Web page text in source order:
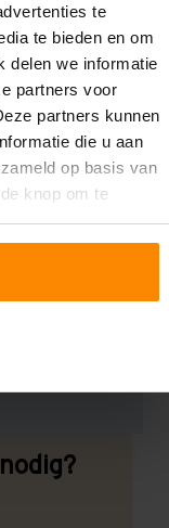
te
te bieden en om
delen we informatie
partners voor
partners kunnen
die u aan
op basis van
knop om te